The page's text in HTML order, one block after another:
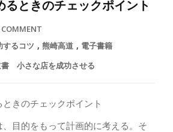
るときのチェックポイント
するコツ , 熊崎高道 , 電子書籍
書 小さな店を成功させる
きのチェックポイント
目的をもって計画的に考える。そ